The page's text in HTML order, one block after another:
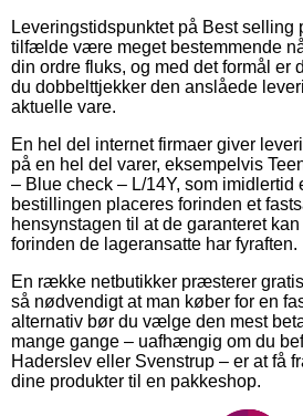
Leveringstidspunktet på Best selling
tilfælde være meget bestemmende
din ordre fluks, og med det formål er
du dobbelttjekker den anslåede
aktuelle vare.
En hel del internet firmaer giver
på en hel del varer, eksempelvis
– Blue check – L/14Y, som imidlertid
bestillingen placeres forinden et
hensynstagen til at de garanteret
forinden de lageransatte har fyraften.
En række netbutikker præsterer
så nødvendigt at man køber for en
alternativ bør du vælge den mest
mange gange – uafhængig om du
Haderslev eller Svenstrup – er at få
dine produkter til en pakkeshop.